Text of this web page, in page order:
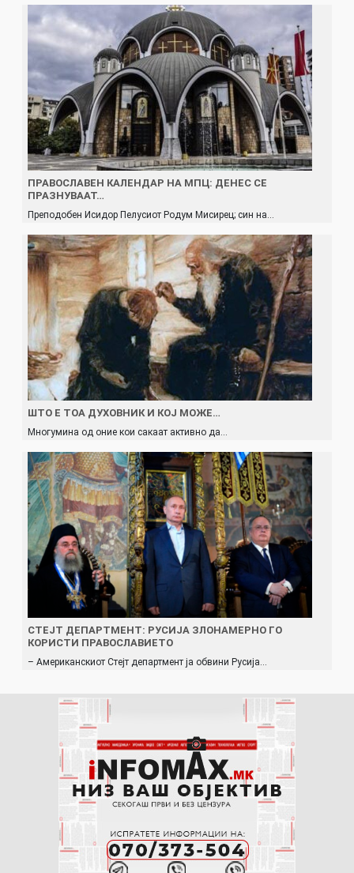
ПРАВОСЛАВЕН КАЛЕНДАР НА МПЦ: ДЕНЕС СЕ
ПРАЗНУВААТ…
Преподобен Исидор Пелусиот Родум Мисирец; син на…
ШТО Е ТОА ДУХОВНИК И КОЈ МОЖЕ…
Многумина од оние кои сакаат активно да…
СТЕЈТ ДЕПАРТМЕНТ: РУСИЈА ЗЛОНАМEPНО ГО
КОРИСТИ ПРАВОСЛАВИЕТО
– Американскиот Стејт департмент ја обвини Русија…